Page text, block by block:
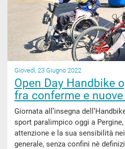
Giovedì, 23 Giugno 2022
Open Day Handbike
fra conferme e
Giornata all’insegna
sport paralimpico oggi a
attenzione e la sua sensibilità
generale, senza confini nè